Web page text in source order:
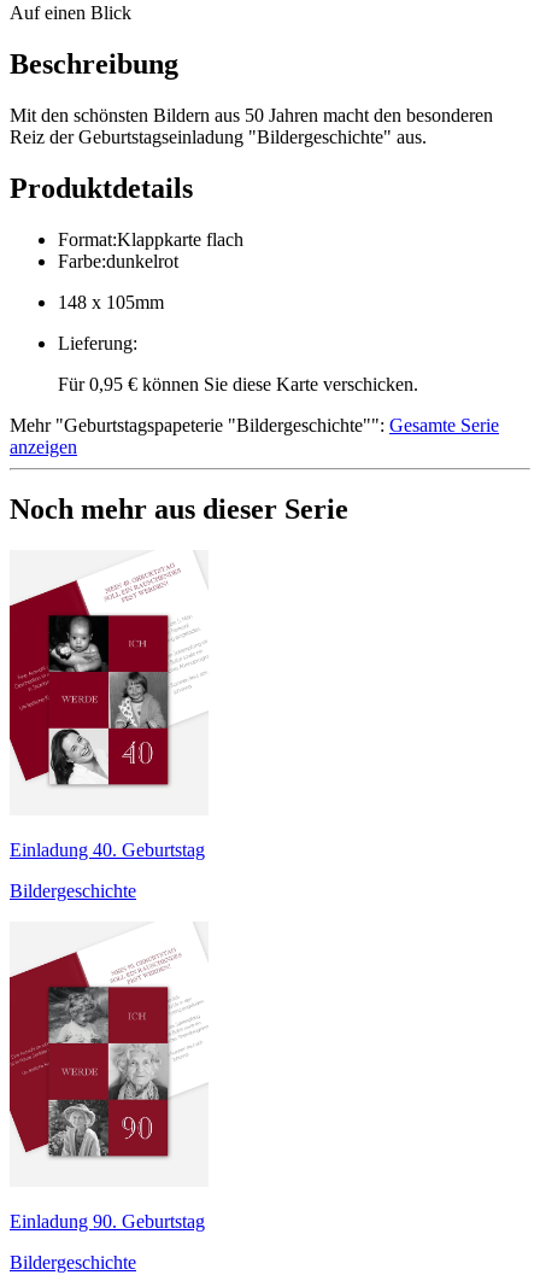
Auf einen Blick
Beschreibung
Mit den schönsten Bildern aus 50 Jahren macht den besonderen
Reiz der Geburtstagseinladung "Bildergeschichte" aus.
Produktdetails
Format:Klappkarte flach
Farbe:dunkelrot
148 x 105mm
Lieferung:
Für 0,95 € können Sie diese Karte verschicken.
Mehr"Geburtstagspapeterie "Bildergeschichte"": Gesamte Serie
anzeigen
Noch mehr aus dieser Serie
Einladung 40. Geburtstag
Bildergeschichte
Einladung 90. Geburtstag
Bildergeschichte